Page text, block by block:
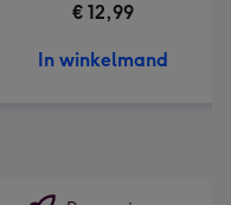
€ 12,99
In winkelmand